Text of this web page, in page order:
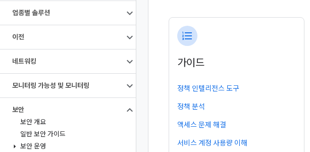
업종별 솔루션
이전
네트워킹
모니터링 가능성 및 모니터링
보안
보안 개요
일반 보안 가이드
보안 운영
format_list_numbered
가이드
정책 인텔리전스 도구
정책 분석
액세스 문제 해결
서비스 계정 사용량 이해